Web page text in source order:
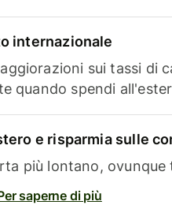
internazionale
sui tassi di
quando spendi
e risparmia sulle
più lontano, ovunque
saperne di più